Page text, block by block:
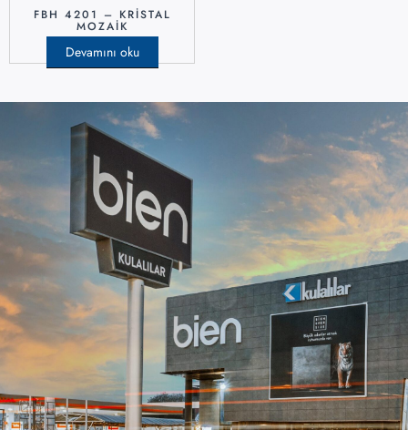
FBH 4201 – KRISTAL
MOZAIK
Devamını oku